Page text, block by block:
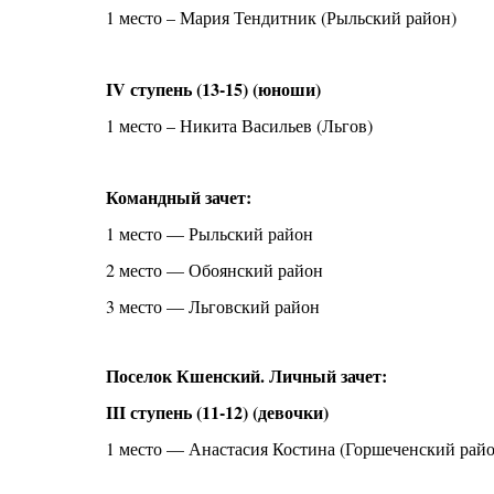
1 место – Мария Тендитник (Рыльский район)
IV ступень (13-15) (юноши)
1 место – Никита Васильев (Льгов)
Командный зачет:
1 место — Рыльский район
2 место — Обоянский район
3 место — Льговский район
Поселок Кшенский. Личный зачет:
III ступень (11-12) (девочки)
1 место — Анастасия Костина (Горшеченский